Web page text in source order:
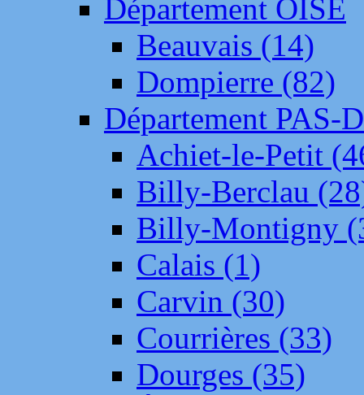
Département OISE
Beauvais (14)
Dompierre (82)
Département PAS-
Achiet-le-Petit
Billy-Berclau
Billy-Montigny
Calais (1)
Carvin (30)
Courrières (33)
Dourges (35)